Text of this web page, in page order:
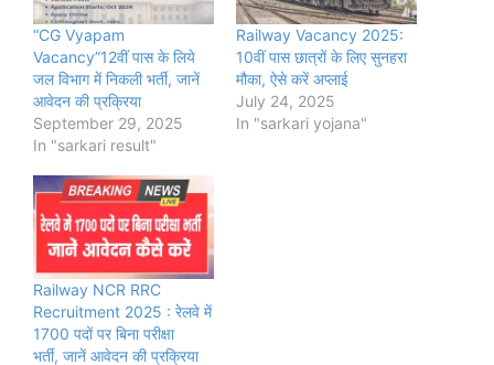
“CG Vyapam
Vacancy”12वीं पास के लिये
जल विभाग में निकली भर्ती, जानें
आवेदन की प्रक्रिया
September 29, 2025
In "sarkari result"
Railway Vacancy 2025:
10वीं पास छात्रों के लिए सुनहरा
मौका, ऐसे करें अप्लाई
July 24, 2025
In "sarkari yojana"
Railway NCR RRC
Recruitment 2025 : रेलवे में
1700 पदों पर बिना परीक्षा
भर्ती, जानें आवेदन की प्रक्रिया